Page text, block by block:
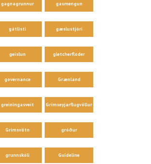
gagnagrunnur gasmengun
gátlisti gæslustjóri
geislun gletcherfloder
governance Grænland
greiningasveit Grímseyjarflugvöllur
Grímsvötn gróður
grunnskóli Guideline